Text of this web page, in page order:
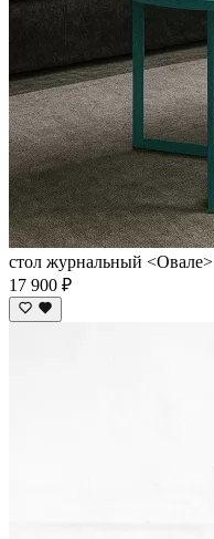
стол журнальный <Овале>
17 900 ₽